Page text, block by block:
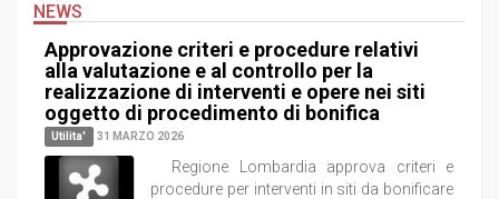
NEWS
Approvazione criteri e procedure relativi
alla valutazione e al controllo per la
realizzazione di interventi e opere nei siti
oggetto di procedimento di bonifica
Utilita' 31 MARZO 2026
Regione Lombardia approva criteri e
procedure per interventi in siti da bonificare